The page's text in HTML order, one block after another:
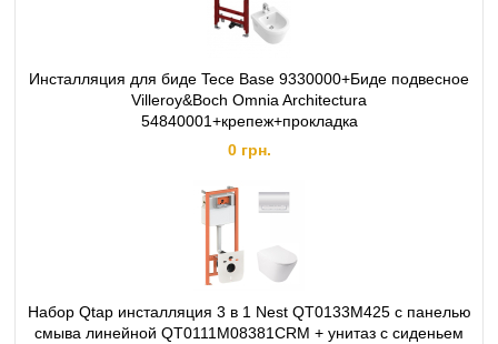
Инсталляция для биде Tece Base 9330000+Биде подвесное
Villeroy&Boch Omnia Architectura
54840001+крепеж+прокладка
0 грн.
Набор Qtap инсталляция 3 в 1 Nest QT0133M425 с панелью
смыва линейной QT0111M08381CRM + унитаз с сиденьем